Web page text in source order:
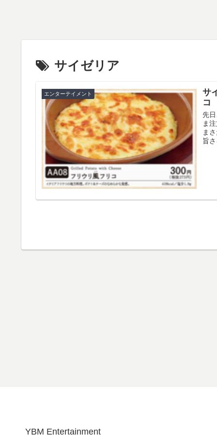
サイゼリア
エンターテイメント
サ
コ
先
ま
ま
旨
YBM Entertainment